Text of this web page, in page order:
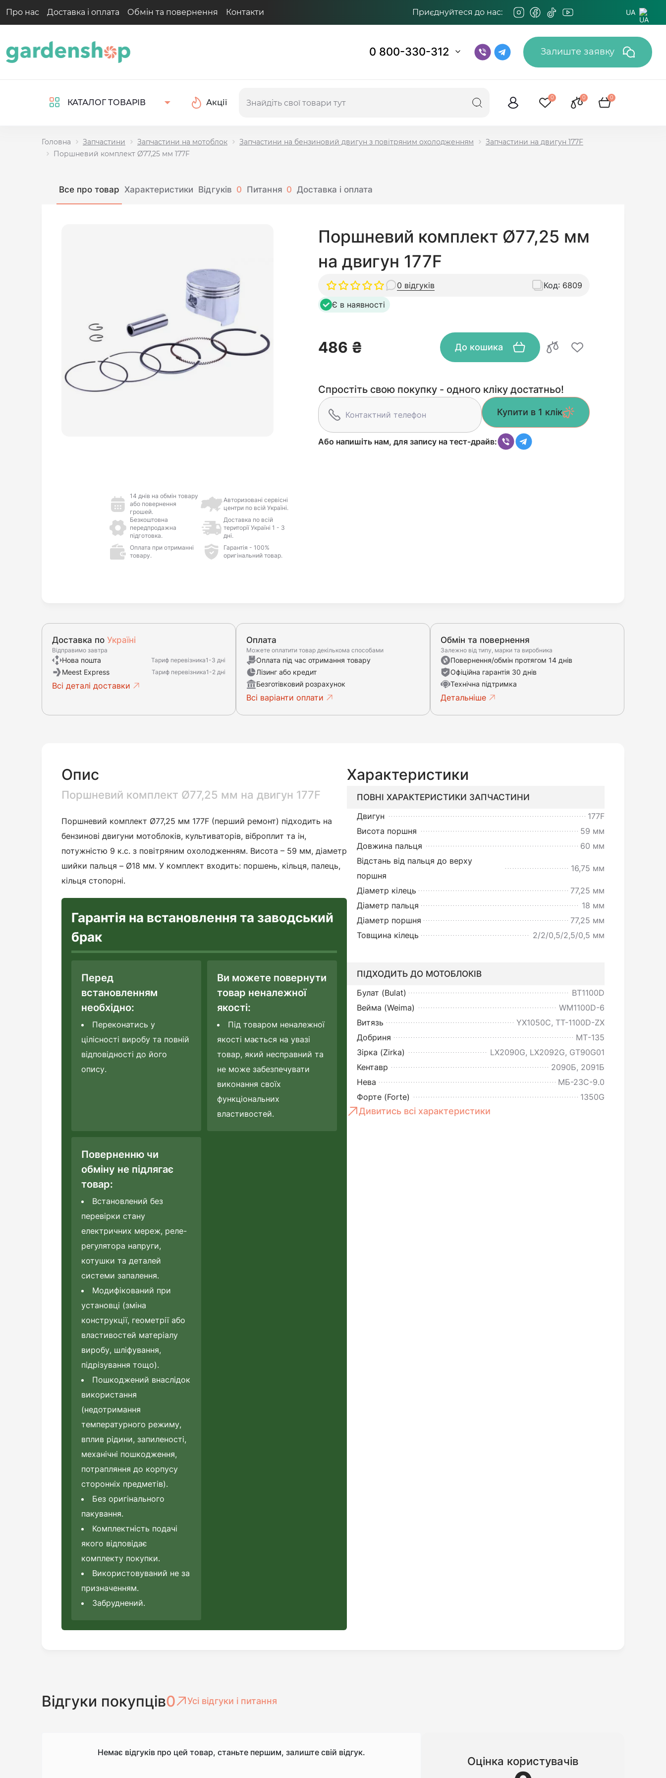
Про нас Доставка і оплата Обмін та повернення Контакти Приєднуйтеся до нас: UA
0 800-330-312 Залиште заявку
КАТАЛОГ ТОВАРІВ Акції
0 0 0
Головна Запчастини Запчастини на мотоблок Запчастини на бензиновий двигун з повітряним охолодженням
Запчастини на двигун 177F
Поршневий комплект Ø77,25 мм 177F
Все про товар Характеристики Відгуків 0 Питання 0 Доставка і оплата
14 днів на обмін товару
або повернення
грошей.
Авторизовані сервісні
центри по всій Україні.
Безкоштовна
передпродажна
підготовка.
Доставка по всій
території Україні 1 - 3
дні.
Оплата при отриманні
товару.
Гарантія - 100%
оригінальний товар.
Поршневий комплект Ø77,25 мм
на двигун 177F
0 відгуків Код: 6809
Є в наявності
486 ₴ До кошика
Спростіть свою покупку - одного кліку достатньо!
Купити в 1 клік
Або напишіть нам, для запису на тест-драйв:
Доставка по Україні
Відправимо завтра
Нова пошта Тариф перевізника1-3 дні
Meest Express Тариф перевізника1-2 дні
Всі деталі доставки
Оплата
Можете оплатити товар декількома способами
Оплата під час отримання товару
Лізинг або кредит
Безготівковий розрахунок
Всі варіанти оплати
Обмін та повернення
Залежно від типу, марки та виробника
Повернення/обмін протягом 14 днів
Офіційна гарантія 30 днів
Технічна підтримка
Детальніше
Опис
Поршневий комплект Ø77,25 мм на двигун 177F
Поршневий комплект Ø77,25 мм 177F (перший ремонт) підходить на
бензинові двигуни мотоблоків, культиваторів, віброплит та ін,
потужністю 9 к.с. з повітряним охолодженням. Висота – 59 мм, діаметр
шийки пальця – Ø18 мм. У комплект входить: поршень, кільця, палець,
кільця стопорні.
Гарантія на встановлення та заводський
брак
Перед
встановленням
необхідно:
Переконатись у
цілісності виробу та повній
відповідності до його
опису.
Ви можете повернути
товар неналежної
якості:
Під товаром неналежної
якості мається на увазі
товар, який несправний та
не може забезпечувати
виконання своїх
функціональних
властивостей.
Поверненню чи
обміну не підлягає
товар:
Встановлений без
перевірки стану
електричних мереж, реле-
регулятора напруги,
котушки та деталей
системи запалення.
Модифікований при
установці (зміна
конструкції, геометрії або
властивостей матеріалу
виробу, шліфування,
підрізування тощо).
Пошкоджений внаслідок
використання
(недотримання
температурного режиму,
вплив рідини, запиленості,
механічні пошкодження,
потрапляння до корпусу
сторонніх предметів).
Без оригінального
пакування.
Комплектність подачі
якого відповідає
комплекту покупки.
Використовуваний не за
призначенням.
Забруднений.
Характеристики
ПОВНІ ХАРАКТЕРИСТИКИ ЗАПЧАСТИНИ
Двигун
177F
Висота поршня
59 мм
Довжина пальця
60 мм
Відстань від пальця до верху
поршня
16,75 мм
Діаметр кілець
77,25 мм
Діаметр пальця
18 мм
Діаметр поршня
77,25 мм
Товщина кілець
2/2/0,5/2,5/0,5 мм
ПІДХОДИТЬ ДО МОТОБЛОКІВ
Булат (Bulat)
BT1100D
Вейма (Weima)
WM1100D-6
Витязь
YX1050C, TT-1100D-ZX
Добриня
МТ-135
Зірка (Zirka)
LX2090G, LX2092G, GT90G01
Кентавр
2090Б, 2091Б
Нева
МБ-23С-9.0
Форте (Forte)
1350G
Дивитись всі характеристики
Відгуки покупців0 Усі відгуки і питання
Немає відгуків про цей товар, станьте першим, залиште свій відгук.
Оцінка користувачів